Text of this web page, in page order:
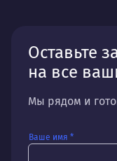
Оставьте
на все
Мы рядом и
Ваше имя *